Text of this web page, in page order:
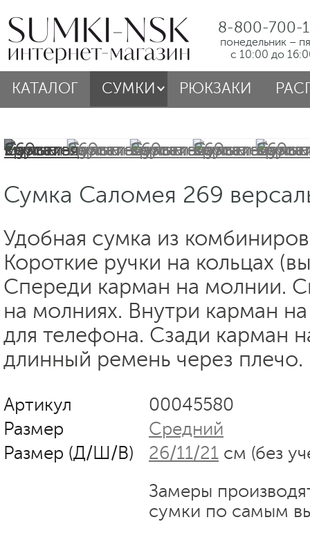
8-800-700-
понедельник –
с 10:00 до
КАТАЛОГ СУМКИ РЮКЗАКИ
Сумка Саломея 269
Удобная сумка из
Короткие ручки на кольцах
Спереди карман на молнии.
на молниях. Внутри карман
для телефона. Сзади карман
длинный ремень через плечо.
Артикул
00045580
Размер
Средний
Размер (Д/Ш/В)
26/11/21 см (без
Замеры
сумки по самым